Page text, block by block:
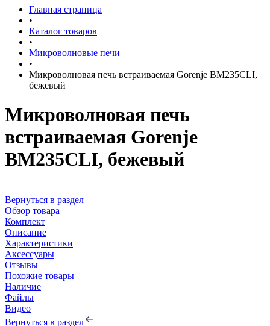
Главная страница
•
Каталог товаров
•
Микроволновые печи
•
Микроволновая печь встраиваемая Gorenje BM235CLI,
бежевый
Микроволновая печь
встраиваемая Gorenje
BM235CLI, бежевый
Вернуться в раздел
Обзор товара
Комплект
Описание
Характеристики
Аксессуары
Отзывы
Похожие товары
Наличие
Файлы
Видео
Вернуться в раздел